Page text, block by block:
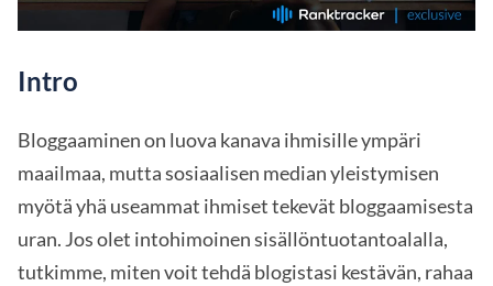
Intro
Bloggaaminen on luova kanava ihmisille ympäri
maailmaa, mutta sosiaalisen median yleistymisen
myötä yhä useammat ihmiset tekevät bloggaamisesta
uran. Jos olet intohimoinen sisällöntuotantoalalla,
tutkimme, miten voit tehdä blogistasi kestävän, rahaa